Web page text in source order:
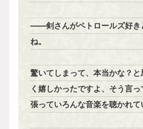
――剣さんがペトロールズ好き
ね。
驚いてしまって、本当かな？
く嬉しかったですよ、そう言
張っていろんな音楽を聴かれて